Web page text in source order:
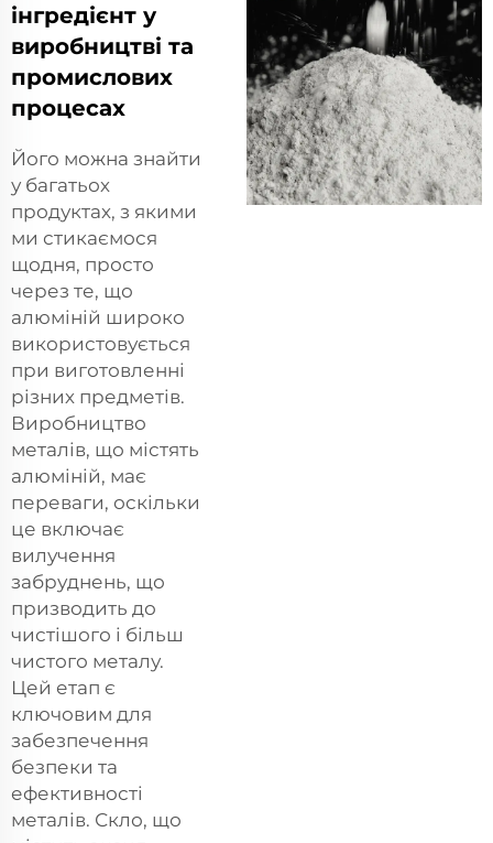
інгредієнт у
виробництві та
промислових
процесах
Його можна знайти
у багатьох
продуктах, з якими
ми стикаємося
щодня, просто
через те, що
алюміній широко
використовується
при виготовленні
різних предметів.
Виробництво
металів, що містять
алюміній, має
переваги, оскільки
це включає
вилучення
забруднень, що
призводить до
чистішого і більш
чистого металу.
Цей етап є
ключовим для
забезпечення
безпеки та
ефективності
металів. Скло, що